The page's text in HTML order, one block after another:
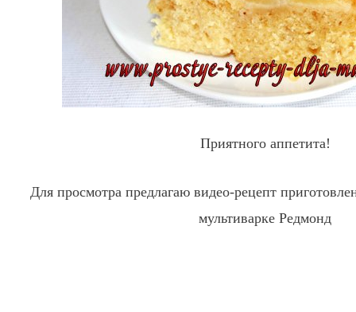
Приятного аппетита!
Для просмотра предлагаю видео-рецепт
мультиварке Редмонд